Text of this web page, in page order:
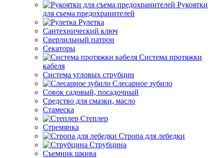
Рукоятки
для съема предохранителей
Рулетка
Сантехнический ключ
Сверлильный патрон
Секаторы
Система протяжки
кабеля
Система угловых струбцин
Слесарное зубило
Совок садовый, посадочный
Средство для смазки, масло
Стамеска
Степлер
Стремянка
Стропа для лебедки
Струбцина
Съемник шкива